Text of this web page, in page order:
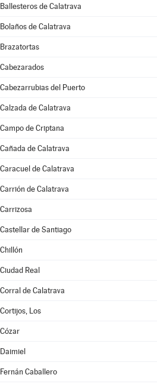
Ballesteros de Calatrava
Bolaños de Calatrava
Brazatortas
Cabezarados
Cabezarrubias del Puerto
Calzada de Calatrava
Campo de Criptana
Cañada de Calatrava
Caracuel de Calatrava
Carrión de Calatrava
Carrizosa
Castellar de Santiago
Chillón
Ciudad Real
Corral de Calatrava
Cortijos, Los
Cózar
Daimiel
Fernán Caballero